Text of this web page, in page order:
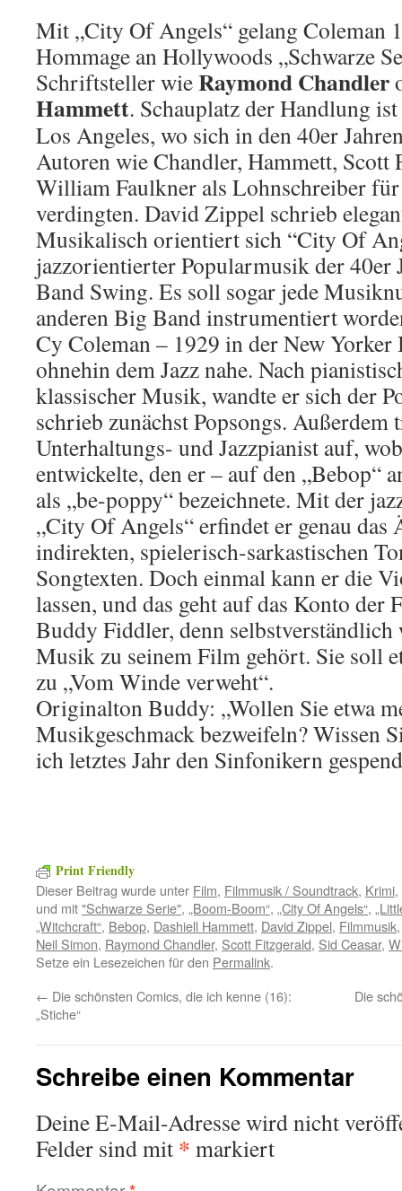
Mit „City Of Angels“ gelang Coleman
Hommage an Hollywoods „Schwarze
Schriftsteller wieRaymond Chandler
Hammett. Schauplatz der Handlung
Los Angeles, wo sich in den 40er
Autoren wie Chandler, Hammett, Scott
William Faulkner als Lohnschreiber
verdingten. David Zippel schrieb
Musikalisch orientiert sich “City Of
jazzorientierter Popularmusik der 40er
Band Swing. Es soll sogar jede
anderen Big Band instrumentiert
Cy Coleman – 1929 in der New Yorker
ohnehin dem Jazz nahe. Nach
klassischer Musik, wandte er sich der
schrieb zunächst Popsongs. Außerdem
Unterhaltungs- und Jazzpianist auf,
entwickelte, den er – auf den „Bebop“
als „be-poppy“ bezeichnete. Mit der
„City Of Angels“ erfindet er genau das
indirekten, spielerisch-sarkastischen
Songtexten. Doch einmal kann er die
lassen, und das geht auf das Konto der
Buddy Fiddler, denn selbstverständlich
Musik zu seinem Film gehört. Sie soll
zu „Vom Winde verweht“.
Originalton Buddy: „Wollen Sie etwa
Musikgeschmack bezweifeln? Wissen
ich letztes Jahr den Sinfonikern
Print Friendly
Dieser Beitrag wurde unter Film, Filmmusik / Soundtrack, Krimi,
und mit"Schwarze Serie", „Boom-Boom“, „City Of Angels“,
„Witchcraft“, Bebop, Dashiell Hammett, David Zippel, Filmmusik
Neil Simon, Raymond Chandler, Scott Fitzgerald, Sid Ceasar,
Setze ein Lesezeichen für den Permalink.
← Die schönsten Comics, die ich kenne (16):
„Stiche“
Die
Schreibe einen Kommentar
Deine E-Mail-Adresse wird nicht
Felder sind mit * markiert